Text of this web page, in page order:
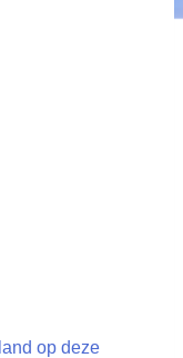
op deze